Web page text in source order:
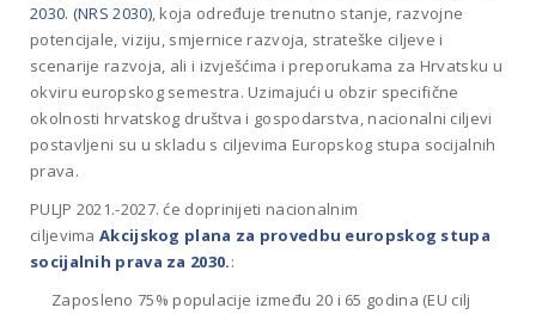
2030. (NRS 2030), koja određuje trenutno stanje, razvojne
potencijale, viziju, smjernice razvoja, strateške ciljeve i
scenarije razvoja, ali i izvješćima i preporukama za Hrvatsku u
okviru europskog semestra. Uzimajući u obzir specifične
okolnosti hrvatskog društva i gospodarstva, nacionalni ciljevi
postavljeni su u skladu s ciljevima Europskog stupa socijalnih
prava.
PULJP 2021.-2027. će doprinijeti nacionalnim
ciljevima Akcijskog plana za provedbu europskog stupa
socijalnih prava za 2030.:
Zaposleno 75% populacije između 20 i 65 godina (EU cilj